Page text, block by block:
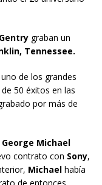
graban un
Tennessee.
de los grandes
50 éxitos en las
por más de
George Michael
contrato con Sony,
Michael había